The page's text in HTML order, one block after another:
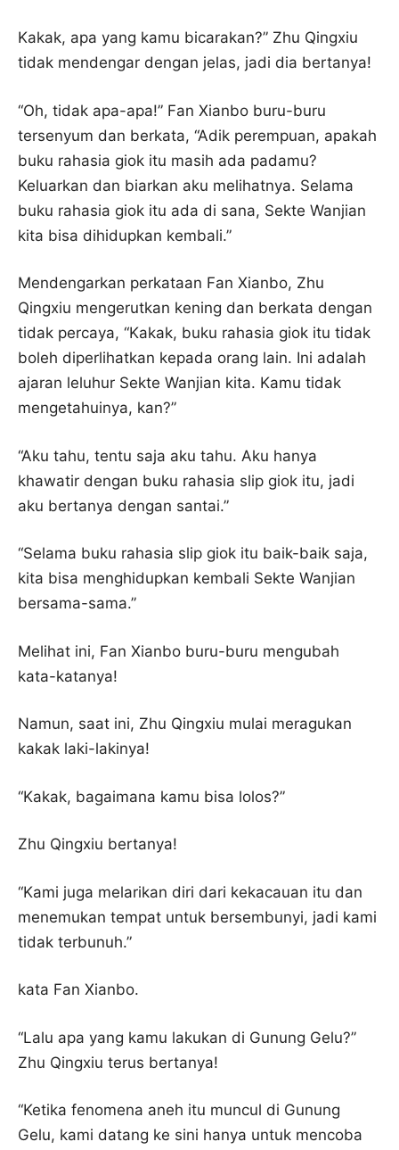
Kakak, apa yang kamu bicarakan?” Zhu Qingxiu
tidak mendengar dengan jelas, jadi dia bertanya!
“Oh, tidak apa-apa!” Fan Xianbo buru-buru
tersenyum dan berkata, “Adik perempuan, apakah
buku rahasia giok itu masih ada padamu?
Keluarkan dan biarkan aku melihatnya. Selama
buku rahasia giok itu ada di sana, Sekte Wanjian
kita bisa dihidupkan kembali.”
Mendengarkan perkataan Fan Xianbo, Zhu
Qingxiu mengerutkan kening dan berkata dengan
tidak percaya, “Kakak, buku rahasia giok itu tidak
boleh diperlihatkan kepada orang lain. Ini adalah
ajaran leluhur Sekte Wanjian kita. Kamu tidak
mengetahuinya, kan?”
“Aku tahu, tentu saja aku tahu. Aku hanya
khawatir dengan buku rahasia slip giok itu, jadi
aku bertanya dengan santai.”
“Selama buku rahasia slip giok itu baik-baik saja,
kita bisa menghidupkan kembali Sekte Wanjian
bersama-sama.”
Melihat ini, Fan Xianbo buru-buru mengubah
kata-katanya!
Namun, saat ini, Zhu Qingxiu mulai meragukan
kakak laki-lakinya!
“Kakak, bagaimana kamu bisa lolos?”
Zhu Qingxiu bertanya!
“Kami juga melarikan diri dari kekacauan itu dan
menemukan tempat untuk bersembunyi, jadi kami
tidak terbunuh.”
kata Fan Xianbo.
“Lalu apa yang kamu lakukan di Gunung Gelu?”
Zhu Qingxiu terus bertanya!
“Ketika fenomena aneh itu muncul di Gunung
Gelu, kami datang ke sini hanya untuk mencoba